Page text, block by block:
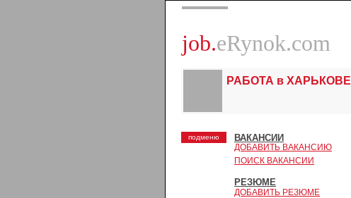
job.eRynok.com
РАБОТА в ХАРЬКОВЕ
подменю ВАКАНСИИ
ДОБАВИТЬ ВАКАНСИЮ
ПОИСК ВАКАНСИИ
РЕЗЮМЕ
ДОБАВИТЬ РЕЗЮМЕ